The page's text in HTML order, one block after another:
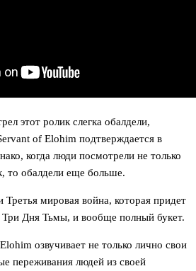
этот ролик слегка обалдели,
of Elohim подтверждается в
когда люди посмотрели не только
то обалдели еще больше.
Третья мировая война, которая придет
Дня Тьмы, и вообще полный букет.
озвучивает не только лично свои
переживания людей из своей